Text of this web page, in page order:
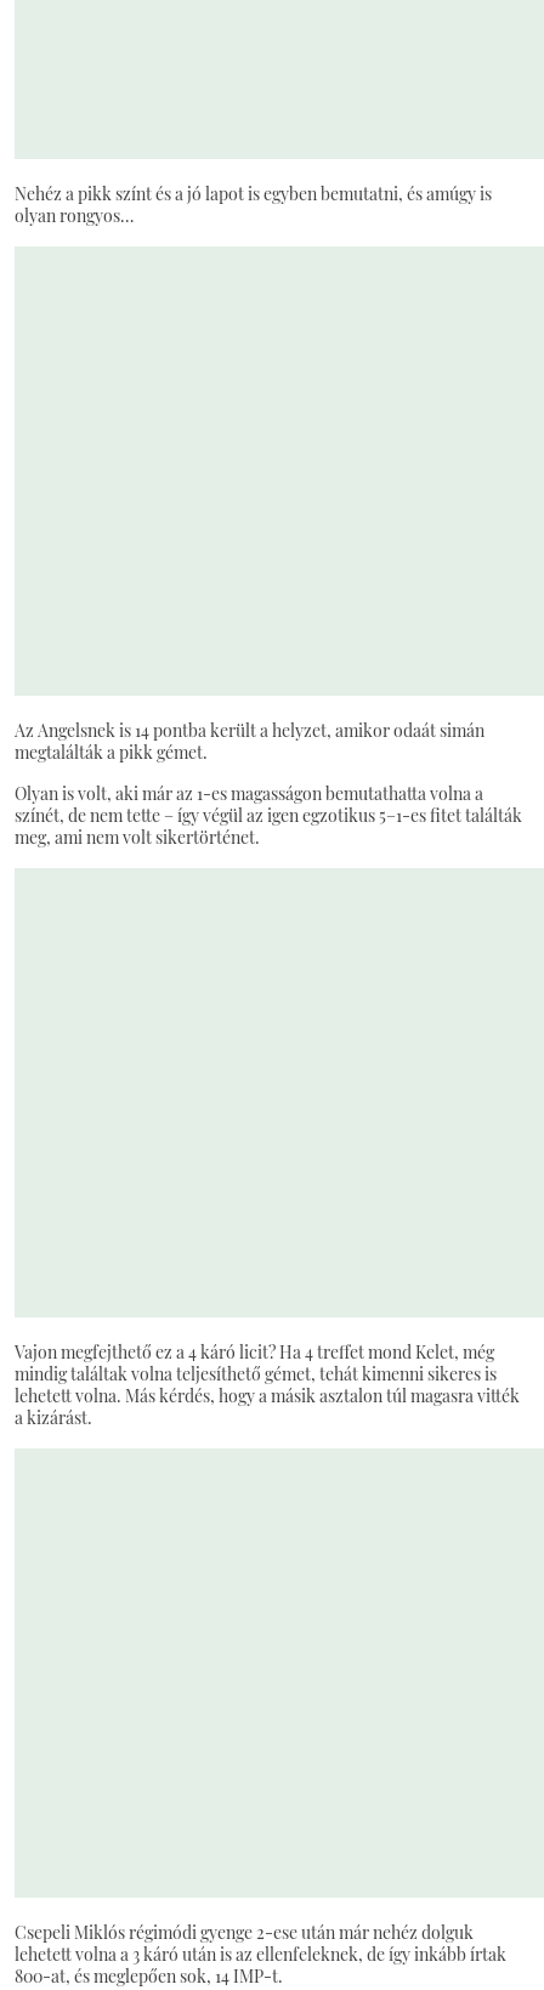
Nehéz a pikk színt és a jó lapot is egyben bemutatni, és amúgy is
olyan rongyos…
Az Angelsnek is 14 pontba került a helyzet, amikor odaát simán
megtalálták a pikk gémet.
Olyan is volt, aki már az 1-es magasságon bemutathatta volna a
színét, de nem tette – így végül az igen egzotikus 5–1-es fitet találták
meg, ami nem volt sikertörténet.
Vajon megfejthető ez a 4 káró licit? Ha 4 treffet mond Kelet, még
mindig találtak volna teljesíthető gémet, tehát kimenni sikeres is
lehetett volna. Más kérdés, hogy a másik asztalon túl magasra vitték
a kizárást.
Csepeli Miklós régimódi gyenge 2-ese után már nehéz dolguk
lehetett volna a 3 káró után is az ellenfeleknek, de így inkább írtak
800-at, és meglepően sok, 14 IMP-t.